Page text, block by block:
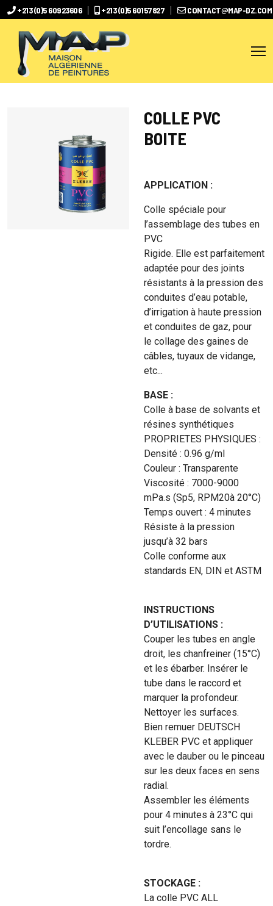
+213 (0)5 60923606 +213 (0)5 60157827 CONTACT@MAP-DZ.COM
COLLE PVC
BOITE
APPLICATION :
Colle spéciale pour
l’assemblage des tubes en
PVC
Rigide. Elle est parfaitement
adaptée pour des joints
résistants à la pression des
conduites d’eau potable,
d’irrigation à haute pression
et conduites de gaz, pour
le collage des gaines de
câbles, tuyaux de vidange,
etc...
BASE :
Colle à base de solvants et
résines synthétiques
PROPRIETES PHYSIQUES :
Densité : 0.96 g/ml
Couleur : Transparente
Viscosité : 7000-9000
mPa.s (Sp5, RPM20à 20°C)
Temps ouvert : 4 minutes
Résiste à la pression
jusqu’à 32 bars
Colle conforme aux
standards EN, DIN et ASTM
INSTRUCTIONS
D’UTILISATIONS :
Couper les tubes en angle
droit, les chanfreiner (15°C)
et les ébarber. Insérer le
tube dans le raccord et
marquer la profondeur.
Nettoyer les surfaces.
Bien remuer DEUTSCH
KLEBER PVC et appliquer
avec le dauber ou le pinceau
sur les deux faces en sens
radial.
Assembler les éléments
pour 4 minutes à 23°C qui
suit l’encollage sans le
tordre.
STOCKAGE :
La colle PVC ALL